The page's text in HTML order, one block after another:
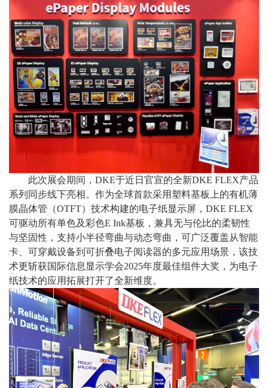
此次展会期间， DKE于近日官宣的全新DKE FLEX产品
系列同步线下亮相。作为全球首款采用塑料基板上的有机薄
膜晶体管（OTFT）技术构建的电子纸显示屏，DKE FLEX
可驱动所有单色及彩色E Ink基板，兼具无与伦比的柔韧性
与坚固性，支持小半径弯曲与动态弯曲，可广泛覆盖从智能
卡、可穿戴设备到可折叠电子阅读器的多元应用场景，该技
术更斩获国际信息显示学会2025年度最佳组件大奖，为电子
纸技术的应用拓展打开了全新维度。